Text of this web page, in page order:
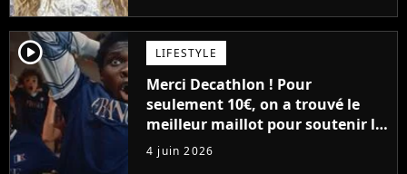
player2 LIFESTYLE
Merci Decathlon ! Pour
seulement 10€, on a trouvé le
meilleur maillot pour soutenir la
France à la Coupe du Monde 2026
4 juin 2026